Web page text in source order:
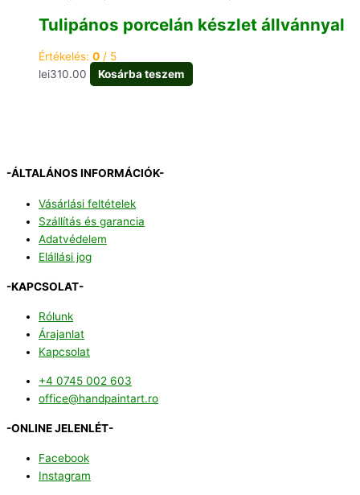
Tulipános porcelán készlet állvánnyal
Értékelés: 0 / 5
lei310.00 Kosárba teszem
-ÁLTALÁNOS INFORMÁCIÓK-
Vásárlási feltételek
Szállítás és garancia
Adatvédelem
Elállási jog
-KAPCSOLAT-
Rólunk
Árajanlat
Kapcsolat
+4 0745 002 603
office@handpaintart.ro
-ONLINE JELENLÉT-
Facebook
Instagram